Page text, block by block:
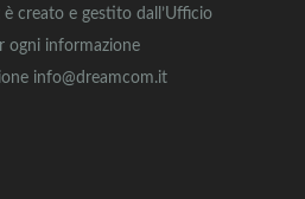
è creato e gestito dall’Ufficio
ogni informazione
info@dreamcom.it